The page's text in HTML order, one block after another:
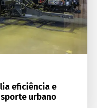
eficiência e
urbano